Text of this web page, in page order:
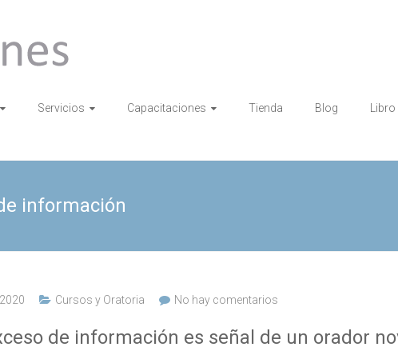
Servicios Capacitaciones Tienda Blog
información
Cursos y Oratoria No hay comentarios
de información es señal de un orador